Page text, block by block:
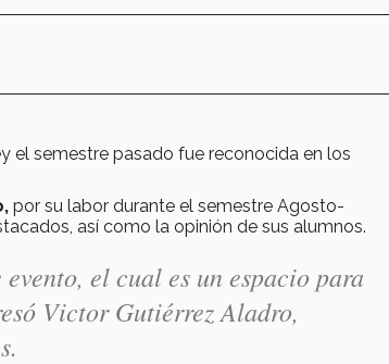
el semestre pasado fue reconocida en los
por su labor durante el semestre Agosto-
así como la opinión de sus alumnos.
el cual es un espacio para
Victor Gutiérrez Aladro,